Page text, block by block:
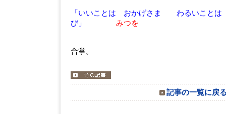
「いいことは おかげさま わるいことは
び」
みつを
合掌。
記事の一覧に戻